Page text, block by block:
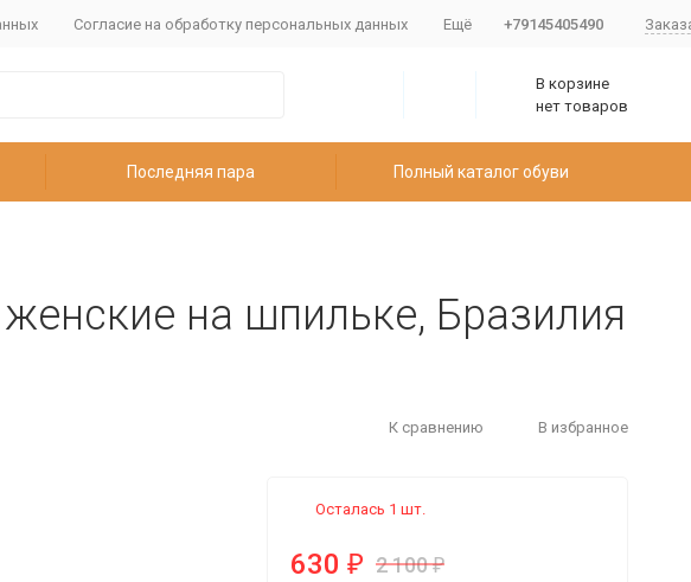
Согласие на обработку персональных данных Ещё +79145405490
В корзине
нет товаров
Последняя пара Полный каталог обуви
на шпильке, Бразилия
К сравнению В избранное
Осталась 1 шт.
630 ₽ 2 100₽